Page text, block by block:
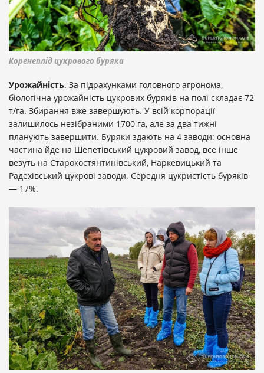
Коренеплід цукрового буряка
Урожайність. За підрахунками головного агронома,
біологічна урожайність цукрових буряків на полі складає 72
т/га. Збирання вже завершують. У всій корпорації
залишилось незібраними 1700 га, але за два тижні
планують завершити. Буряки здають на 4 заводи: основна
частина йде на Шепетівський цукровий завод, все інше
везуть на Старокостянтинівський, Наркевицький та
Радехівський цукрові заводи. Середня цукристість буряків
— 17%.